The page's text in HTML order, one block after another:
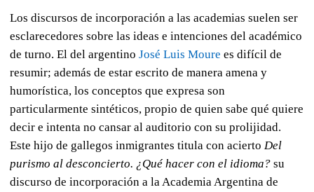
Los discursos de incorporación a las academias suelen ser
esclarecedores sobre las ideas e intenciones del académico
de turno. El del argentino José Luis Moure es difícil de
resumir; además de estar escrito de manera amena y
humorística, los conceptos que expresa son
particularmente sintéticos, propio de quien sabe qué quiere
decir e intenta no cansar al auditorio con su prolijidad.
Este hijo de gallegos inmigrantes titula con acierto Del
purismo al desconcierto. ¿Qué hacer con el idioma? su
discurso de incorporación a la Academia Argentina de